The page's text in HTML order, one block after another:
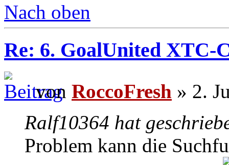
Nach oben
Re: 6. GoalUnited XTC-
von RoccoFresh » 2.
Ralf10364 hat
Problem kann die